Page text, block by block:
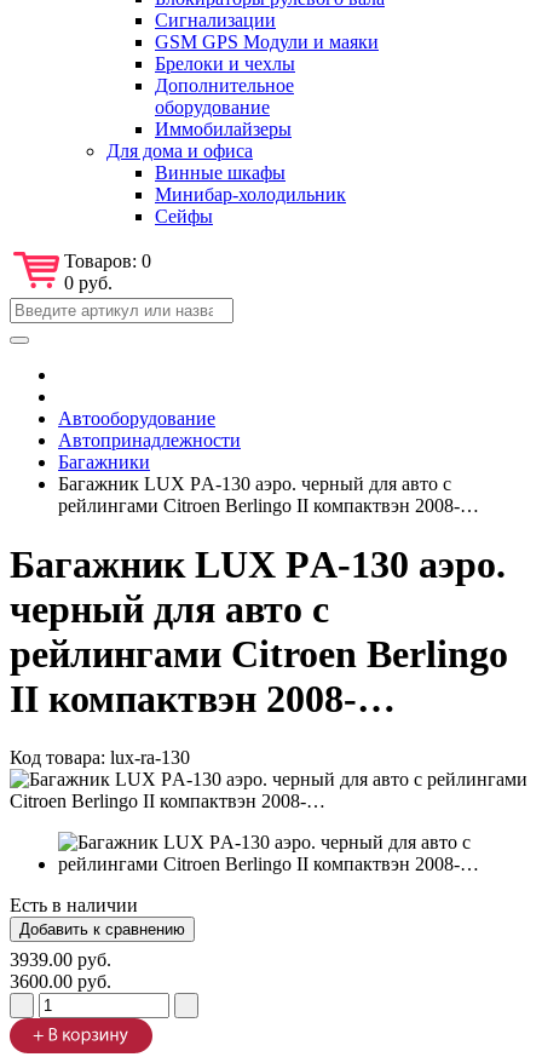
Сигнализации
GSM GPS Модули и маяки
Брелоки и чехлы
Дополнительное
оборудование
Иммобилайзеры
Для дома и офиса
Винные шкафы
Минибар-холодильник
Сейфы
Товаров: 0
0 руб.
Автооборудование
Автопринадлежности
Багажники
Багажник LUX РA-130 аэро. черный для авто с
рейлингами Citroen Berlingo II компактвэн 2008-…
Багажник LUX РA-130 аэро.
черный для авто с
рейлингами Citroen Berlingo
II компактвэн 2008-…
Код товара: lux-ra-130
Есть в наличии
3939.00 руб.
3600.00 руб.